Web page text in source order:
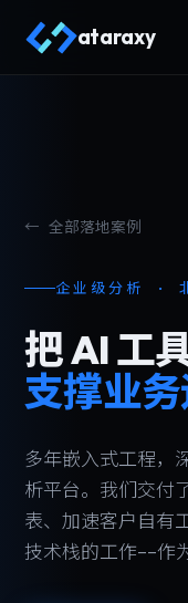
ataraxy
← 全部落地案例
企业级分析 ·
把 AI 工
支撑业
多年嵌入式工程，
析平台。我们交付
表、加速客户自有
技术栈的工作--作